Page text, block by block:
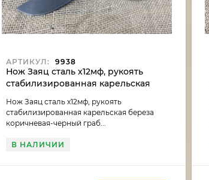
АРТИКУЛ: 9938
Нож Заяц сталь х12мф, рукоять
стабилизированная карельская
граб (распродажа)
Нож Заяц сталь х12мф, рукоять
стабилизированная карельская береза
коричневая-черный граб...
В НАЛИЧИИ